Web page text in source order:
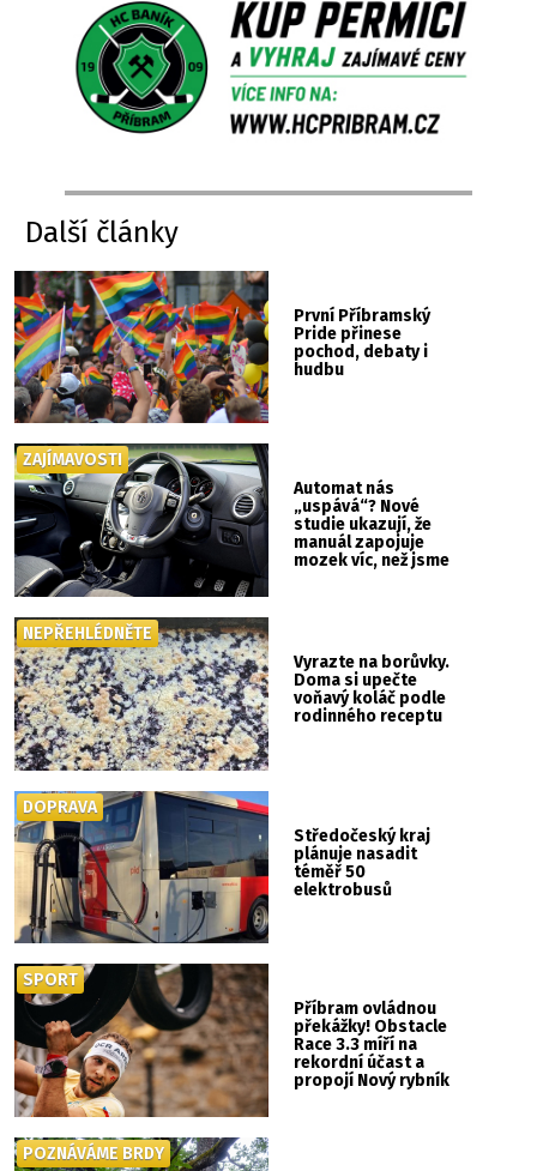
Další články
První Příbramský
Pride přinese
pochod, debaty i
hudbu
Automat nás
„uspává“? Nové
studie ukazují, že
manuál zapojuje
mozek víc, než jsme
ZAJÍMAVOSTI
Vyrazte na borůvky.
Doma si upečte
voňavý koláč podle
rodinného receptu
NEPŘEHLÉDNĚTE
Středočeský kraj
plánuje nasadit
téměř 50
elektrobusů
DOPRAVA
Příbram ovládnou
překážky! Obstacle
Race 3.3 míří na
rekordní účast a
propojí Nový rybník
SPORT
POZNÁVÁME BRDY